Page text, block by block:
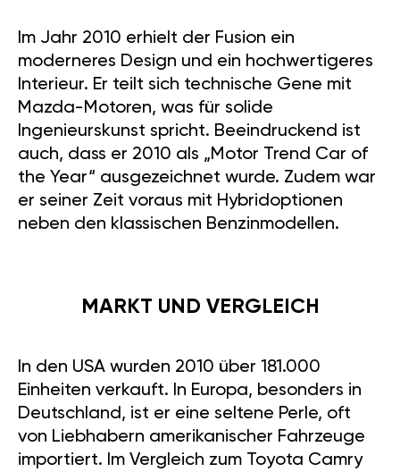
Im Jahr 2010 erhielt der Fusion ein
moderneres Design und ein hochwertigeres
Interieur. Er teilt sich technische Gene mit
Mazda-Motoren, was für solide
Ingenieurskunst spricht. Beeindruckend ist
auch, dass er 2010 als „Motor Trend Car of
the Year“ ausgezeichnet wurde. Zudem war
er seiner Zeit voraus mit Hybridoptionen
neben den klassischen Benzinmodellen.
MARKT UND VERGLEICH
In den USA wurden 2010 über 181.000
Einheiten verkauft. In Europa, besonders in
Deutschland, ist er eine seltene Perle, oft
von Liebhabern amerikanischer Fahrzeuge
importiert. Im Vergleich zum Toyota Camry